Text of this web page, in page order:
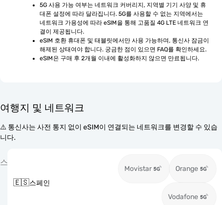
5G 사용 가능 여부는 네트워크 커버리지, 지역별 기기 사양 및 휴
대폰 설정에 따라 달라집니다. 5G를 사용할 수 없는 지역에서는
네트워크 가용성에 따라 eSIM을 통해 고품질 4G LTE 네트워크 연
결이 제공됩니다.
eSIM 호환 휴대폰 및 태블릿에서만 사용 가능하며, 통신사 잠금이
해제된 상태여야 합니다. 궁금한 점이 있으면 FAQ를 확인하세요.
eSIM은 구매 후 2개월 이내에 활성화하지 않으면 만료됩니다.
여행지 및 네트워크
⚠️ 통신사는 사전 통지 없이 eSIM이 연결되는 네트워크를 변경할 수 있습
니다.
스
🇪🇸스페인
Movistar Orange
Vodafone